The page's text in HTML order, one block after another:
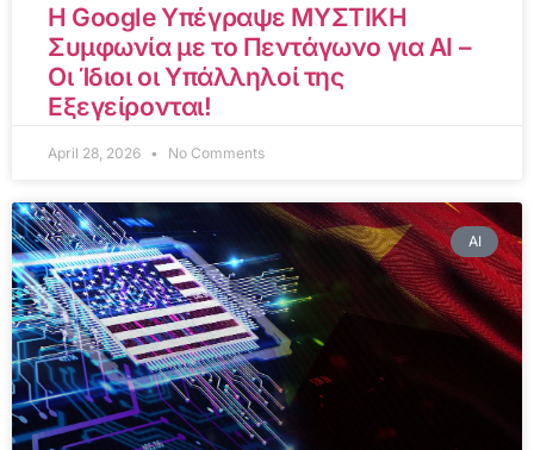
Η Google Υπέγραψε ΜΥΣΤΙΚΗ
Συμφωνία με το Πεντάγωνο για AI –
Οι Ίδιοι οι Υπάλληλοί της
Εξεγείρονται!
April 28, 2026 No Comments
AI